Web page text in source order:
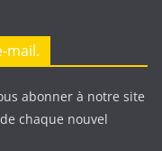
mail.
abonner à notre site
chaque nouvel